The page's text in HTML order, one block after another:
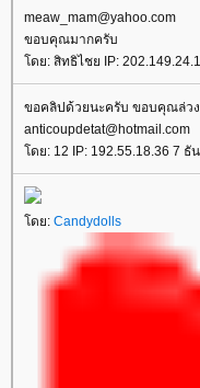
meaw_mam@yahoo.com
ขอบคุณมากครับ
ดย: สิทธิไชย IP:
ขอคลิปด้วยนะครับ ขอบคุณล่ว
anticoupdetat@hotmail.com
ดย: 12 IP: 192.55.18.36 7 ธั
ดย: Candydolls